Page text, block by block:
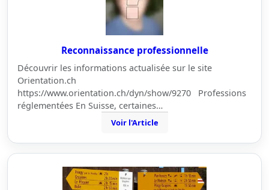
Reconnaissance professionnelle
Découvrir les informations actualisée sur le site
Orientation.ch
https://www.orientation.ch/dyn/show/9270 Professions
réglementées En Suisse, certaines…
Voir l'Article